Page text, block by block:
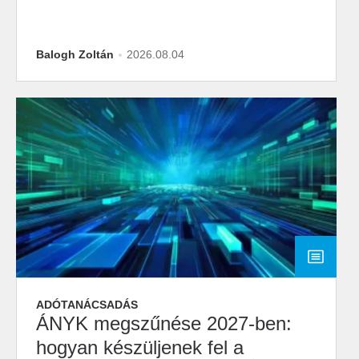
Balogh Zoltán 2026.08.04
ADÓTANÁCSADÁS
ÁNYK megszűnése 2027-ben:
hogyan készüljenek fel a